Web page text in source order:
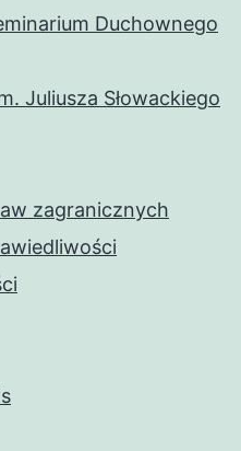
Duchownego
Juliusza Słowackiego
zagranicznych